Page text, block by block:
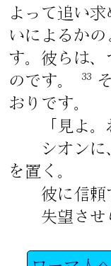
よって追い
いによるか
す。彼らは
のです。
33
おりです。
「見よ。
シオン
を置く。
彼に信頼
失望させ